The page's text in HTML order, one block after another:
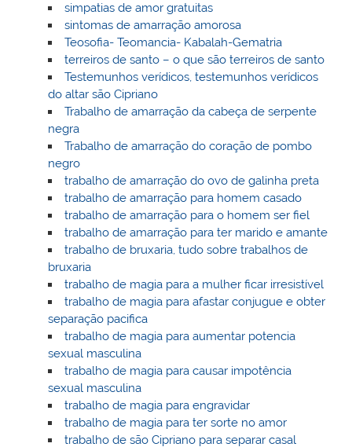
simpatias de amor gratuitas
sintomas de amarração amorosa
Teosofia- Teomancia- Kabalah-Gematria
terreiros de santo – o que são terreiros de santo
Testemunhos verídicos, testemunhos verídicos
do altar são Cipriano
Trabalho de amarração da cabeça de serpente
negra
Trabalho de amarração do coração de pombo
negro
trabalho de amarração do ovo de galinha preta
trabalho de amarração para homem casado
trabalho de amarração para o homem ser fiel
trabalho de amarração para ter marido e amante
trabalho de bruxaria, tudo sobre trabalhos de
bruxaria
trabalho de magia para a mulher ficar irresistível
trabalho de magia para afastar conjugue e obter
separação pacifica
trabalho de magia para aumentar potencia
sexual masculina
trabalho de magia para causar impotência
sexual masculina
trabalho de magia para engravidar
trabalho de magia para ter sorte no amor
trabalho de são Cipriano para separar casal